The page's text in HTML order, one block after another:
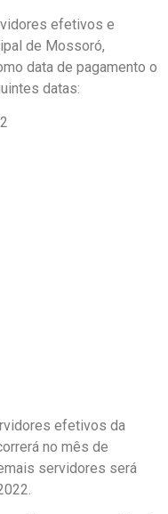
efetivos e
de Mossoró,
data de pagamento o
datas:
efetivos da
no mês de
servidores será